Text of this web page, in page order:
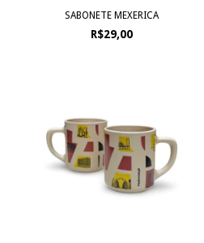
SABONETE MEXERICA
R$29,00